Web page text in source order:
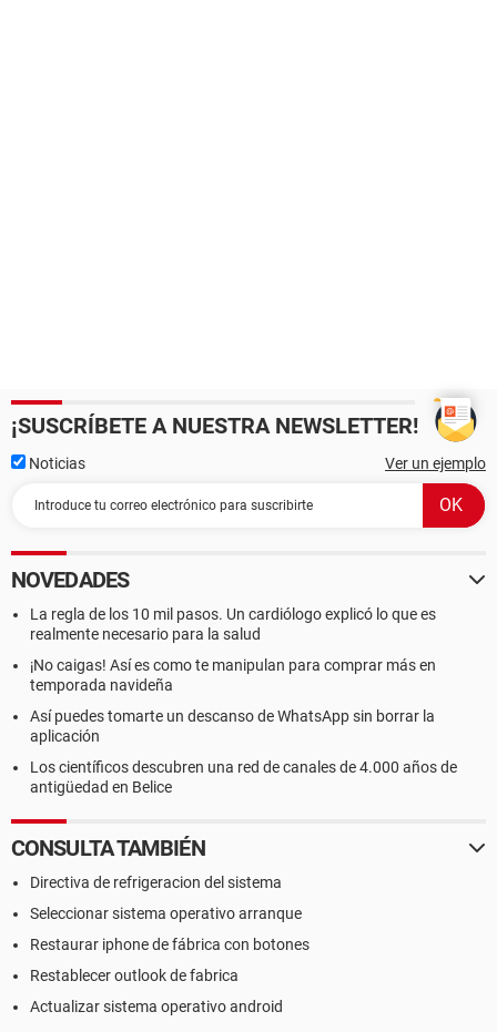
¡SUSCRÍBETE A NUESTRA NEWSLETTER!
Noticias Ver un ejemplo
NOVEDADES
La regla de los 10 mil pasos. Un cardiólogo explicó lo que es
realmente necesario para la salud
¡No caigas! Así es como te manipulan para comprar más en
temporada navideña
Así puedes tomarte un descanso de WhatsApp sin borrar la
aplicación
Los científicos descubren una red de canales de 4.000 años de
antigüedad en Belice
CONSULTA TAMBIÉN
Directiva de refrigeracion del sistema
Seleccionar sistema operativo arranque
Restaurar iphone de fábrica con botones
Restablecer outlook de fabrica
Actualizar sistema operativo android